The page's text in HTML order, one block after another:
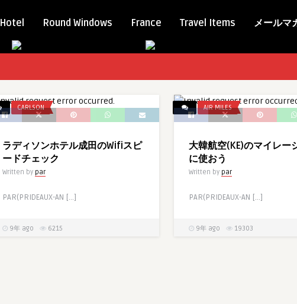
Hotel Round Windows France Travel Items メールマ
CARLSON
ラディソンホテル成田のWifiスピ
ードチェック
Written by par
PAR(PRIDEAUX-AN […]
9年 ago 6215
AIR MILES
大韓航空(KE)のマイレー
に使おう
Written by par
PAR(PRIDEAUX-AN […]
9年 ago 19303